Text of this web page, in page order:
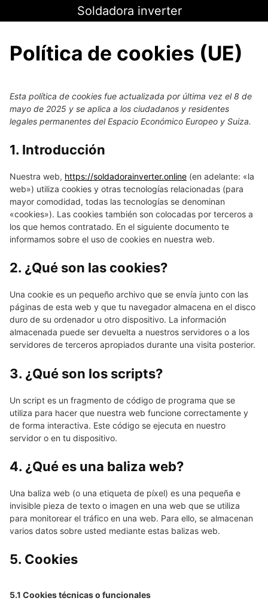
al
Soldadora inverter
Política de cookies (UE)
Esta política de cookies fue actualizada por última vez el 8 de
mayo de 2025 y se aplica a los ciudadanos y residentes
legales permanentes del Espacio Económico Europeo y Suiza.
1. Introducción
Nuestra web, https://soldadorainverter.online (en adelante: «la
web») utiliza cookies y otras tecnologías relacionadas (para
mayor comodidad, todas las tecnologías se denominan
«cookies»). Las cookies también son colocadas por terceros a
los que hemos contratado. En el siguiente documento te
informamos sobre el uso de cookies en nuestra web.
2. ¿Qué son las cookies?
Una cookie es un pequeño archivo que se envía junto con las
páginas de esta web y que tu navegador almacena en el disco
duro de su ordenador u otro dispositivo. La información
almacenada puede ser devuelta a nuestros servidores o a los
servidores de terceros apropiados durante una visita posterior.
3. ¿Qué son los scripts?
Un script es un fragmento de código de programa que se
utiliza para hacer que nuestra web funcione correctamente y
de forma interactiva. Este código se ejecuta en nuestro
servidor o en tu dispositivo.
4. ¿Qué es una baliza web?
Una baliza web (o una etiqueta de píxel) es una pequeña e
invisible pieza de texto o imagen en una web que se utiliza
para monitorear el tráfico en una web. Para ello, se almacenan
varios datos sobre usted mediante estas balizas web.
5. Cookies
5.1 Cookies técnicas o funcionales